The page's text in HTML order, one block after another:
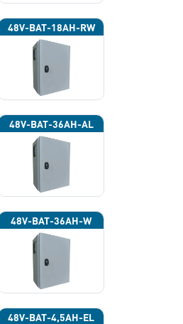
48V-BAT-18AH-RW
48V-BAT-36AH-AL
48V-BAT-36AH-W
48V-BAT-4,5AH-EL